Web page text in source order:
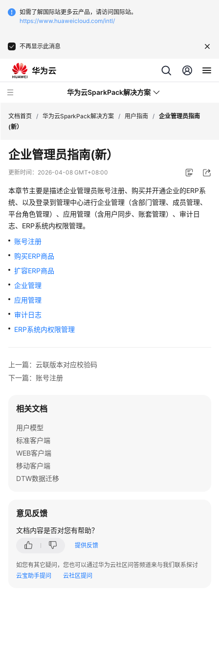
如需了解国际站更多云产品，请访问国际站。
https://www.huaweicloud.com/intl/
不再显示此消息
华为云SparkPack解决方案
产
品
介
用
户
指
最
新
态
企
管
指
南
下
ERP
用
户
指
南
下
线）
企
业
管
文档首页 / 华为云SparkPack解决方案 / 用户指南 / 企业管理员指南
(新）
企业管理员指南(新）
更新时间： 2026-04-08 GMT+08:00
本章节主要是描述企业管理员账号注册、购买并开通企业的ERP系
统、以及登录到管理中心进行企业管理（含部门管理、成员管理、
平台角色管理）、应用管理（含用户同步、账套管理）、审计日
志、ERP系统内权限管理。
账号注册
购买ERP商品
扩容ERP商品
企业管理
应用管理
审计日志
ERP系统内权限管理
上一篇：云联版本对应校验码
下一篇：账号注册
相关文档
用户模型
标准客户端
WEB客户端
移动客户端
DTW数据迁移
意见反馈
文档内容是否对您有帮助？
提供反馈
如您有其它疑问，您也可以通过华为云社区问答频道来与我们联系探讨
云宝助手提问
云社区提问